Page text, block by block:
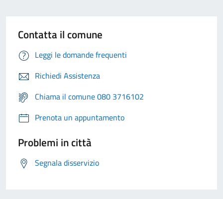
Contatta il comune
Leggi le domande frequenti
Richiedi Assistenza
Chiama il comune 080 3716102
Prenota un appuntamento
Problemi in città
Segnala disservizio